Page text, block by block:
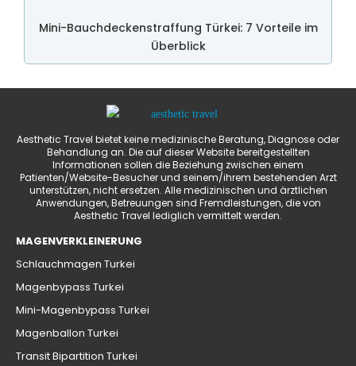
Mini-Bauchdeckenstraffung Türkei: 7 Vorteile im
Überblick
Aesthetic Travel bietet keine medizinische Beratung, Diagnose oder
Behandlung an. Die auf dieser Website bereitgestellten
Informationen sollen die Beziehung zwischen einem
Patienten/Website-Besucher und seinem/ihrem bestehenden Arzt
unterstützen, nicht ersetzen. Alle medizinischen und ärztlichen
Anwendungen, Betreuungen sind Fremdleistungen, die von
Aesthetic Travel lediglich vermittelt werden.
MAGENVERKLEINERUNG
Schlauchmagen Turkei
Magenbypass Turkei
Mini-Magenbypass Turkei
Magenballon Turkei
Transit Bipartition Turkei